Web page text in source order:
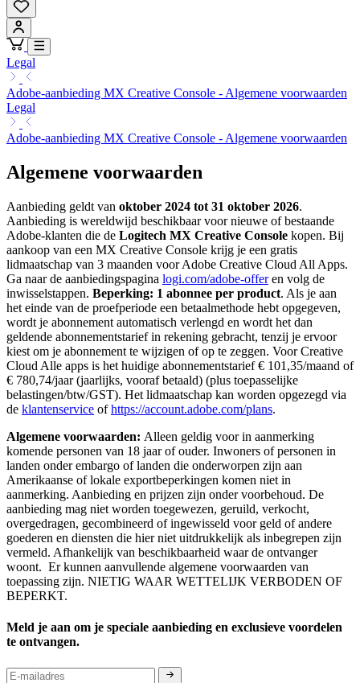
Legal
Adobe-aanbieding MX Creative Console - Algemene voorwaarden
Legal
Adobe-aanbieding MX Creative Console - Algemene voorwaarden
Algemene voorwaarden
Aanbieding geldt van oktober 2024 tot 31 oktober 2026.
Aanbieding is wereldwijd beschikbaar voor nieuwe of bestaande
Adobe-klanten die de Logitech MX Creative Console kopen. Bij
aankoop van een MX Creative Console krijg je een gratis
lidmaatschap van 3 maanden voor Adobe Creative Cloud All Apps.
Ga naar de aanbiedingspagina logi.com/adobe-offeren volg de
inwisselstappen. Beperking: 1 abonnee per product. Als je aan
het einde van de proefperiode een betaalmethode hebt opgegeven,
wordt je abonnement automatisch verlengd en wordt het dan
geldende abonnementstarief in rekening gebracht, tenzij je ervoor
kiest om je abonnement te wijzigen of op te zeggen. Voor Creative
Cloud Alle apps is het huidige abonnementstarief € 101,35/maand of
€ 780,74/jaar (jaarlijks, vooraf betaald) (plus toepasselijke
belastingen/btw/GST). Het lidmaatschap kan worden opgezegd via
de klantenservice ofhttps://account.adobe.com/plans.
Algemene voorwaarden: Alleen geldig voor in aanmerking
komende personen van 18 jaar of ouder. Inwoners of personen in
landen onder embargo of landen die onderworpen zijn aan
Amerikaanse of lokale exportbeperkingen komen niet in
aanmerking. Aanbieding en prijzen zijn onder voorbehoud. De
aanbieding mag niet worden toegewezen, geruild, verkocht,
overgedragen, gecombineerd of ingewisseld voor geld of andere
goederen en diensten die hier niet uitdrukkelijk als inbegrepen zijn
vermeld. Afhankelijk van beschikbaarheid waar de ontvanger
woont. Er kunnen aanvullende algemene voorwaarden van
toepassing zijn. NIETIG WAAR WETTELIJK VERBODEN OF
BEPERKT.
Meld je aan om je speciale aanbieding en exclusieve voordelen
te ontvangen.